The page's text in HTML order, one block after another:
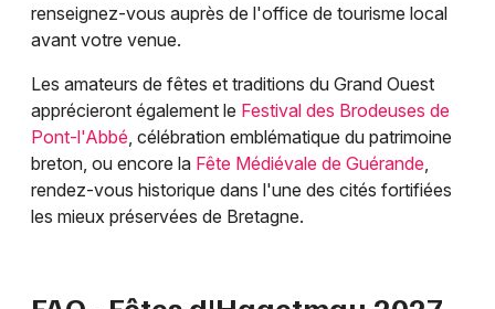
renseignez-vous auprès de l'office de tourisme local
avant votre venue.
Les amateurs de fêtes et traditions du Grand Ouest
apprécieront également le Festival des Brodeuses de
Pont-l'Abbé , célébration emblématique du patrimoine
breton, ou encore la Fête Médiévale de Guérande
rendez-vous historique dans l'une des cités fortifiées
les mieux préservées de Bretagne.